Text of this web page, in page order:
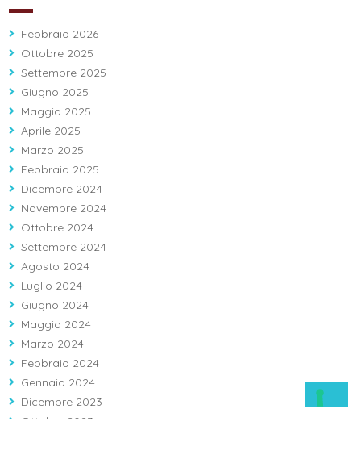
Febbraio 2026
Ottobre 2025
Settembre 2025
Giugno 2025
Maggio 2025
Aprile 2025
Marzo 2025
Febbraio 2025
Dicembre 2024
Novembre 2024
Ottobre 2024
Settembre 2024
Agosto 2024
Luglio 2024
Giugno 2024
Maggio 2024
Marzo 2024
Febbraio 2024
Gennaio 2024
Dicembre 2023
Ottobre 2023